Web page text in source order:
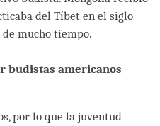
del Tíbet en el siglo
mucho tiempo.
budistas americanos
por lo que la juventud